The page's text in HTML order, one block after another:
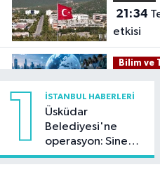
21:34
etkisi
Bilim ve
oranı
Bilim ve
1 İSTANBUL HABERLERI
Üsküdar
Belediyesi'ne
operasyon: Sinem
Dedetaş'a